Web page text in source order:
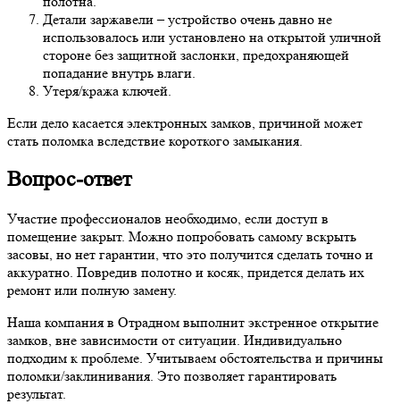
Детали заржавели – устройство очень давно не
использовалось или установлено на открытой уличной
стороне без защитной заслонки, предохраняющей
попадание внутрь влаги.
Утеря/кража ключей.
Если дело касается электронных замков, причиной может
стать поломка вследствие короткого замыкания.
Вопрос-ответ
Участие профессионалов необходимо, если доступ в
помещение закрыт. Можно попробовать самому вскрыть
засовы, но нет гарантии, что это получится сделать точно и
аккуратно. Повредив полотно и косяк, придется делать их
ремонт или полную замену.
Наша компания в Отрадном выполнит экстренное открытие
замков, вне зависимости от ситуации. Индивидуально
подходим к проблеме. Учитываем обстоятельства и причины
поломки/заклинивания. Это позволяет гарантировать
результат.